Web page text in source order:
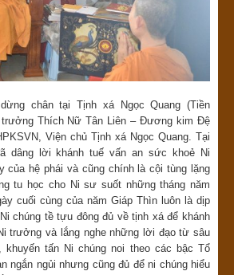
chân tại Tịnh xá Ngọc Quang (Tiền
trưởng Thích Nữ Tân Liên – Đương kim Đệ
Viện chủ Tịnh xá Ngọc Quang. Tại
dâng lời khánh tuế vấn an sức khoẻ Ni
của hệ phái và cũng chính là cội tùng lặng
tu học cho Ni sư suốt những tháng năm
cuối cùng của năm Giáp Thìn luôn là dịp
chúng tề tựu đông đủ về tịnh xá để khánh
trưởng và lắng nghe những lời đạo từ sâu
tấn Ni chúng noi theo các bậc Tổ
ngắn ngủi nhưng cũng đủ để ni chúng hiểu